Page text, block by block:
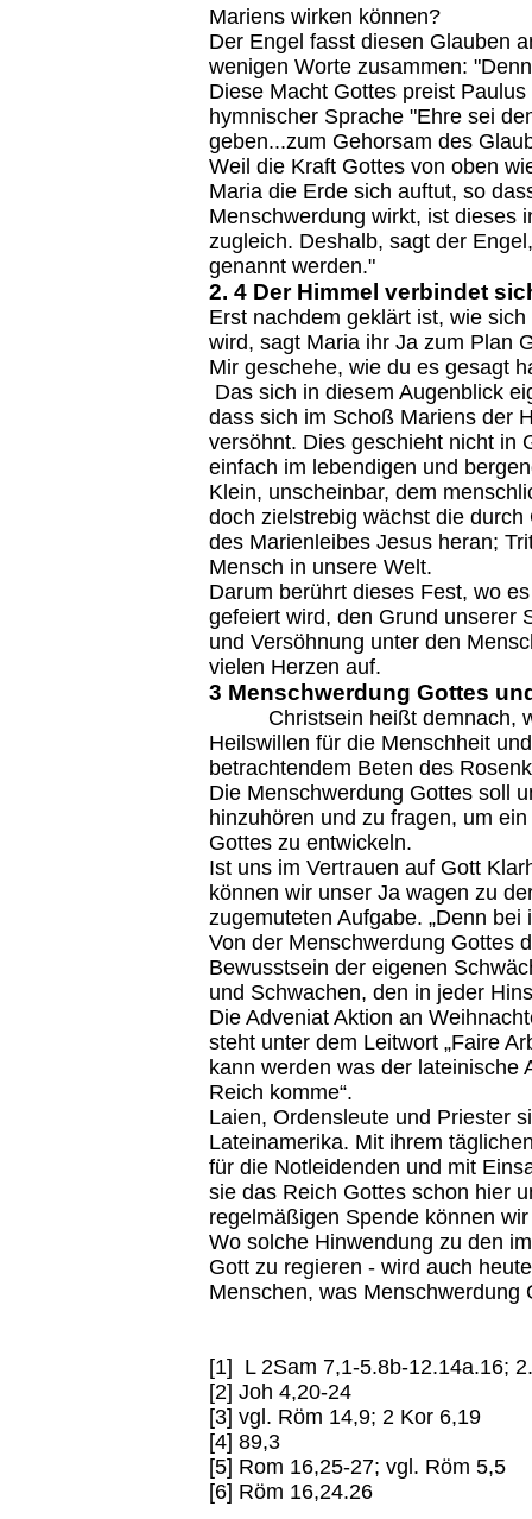
Mariens wirken können?
Der Engel fasst diesen Glauben
wenigen Worte zusammen:
Diese Macht Gottes preist
hymnischer Sprache "Ehre sei
geben...zum Gehorsam des
Weil die Kraft Gottes von oben
Maria die Erde sich auftut, so
Menschwerdung wirkt, ist dieses
zugleich. Deshalb, sagt der
genannt werden."
2. 4 Der Himmel verbindet
Erst nachdem geklärt ist, wie
wird, sagt Maria ihr Ja zum Plan
Mir geschehe, wie du es gesagt
Das sich in diesem Augenblick
dass sich im Schoß Mariens der
versöhnt. Dies geschieht nicht in
einfach im lebendigen und
Klein, unscheinbar, dem
doch zielstrebig wächst die
des Marienleibes Jesus heran;
Mensch in unsere Welt.
Darum berührt dieses Fest, wo
gefeiert wird, den Grund unserer
und Versöhnung unter den
vielen Herzen auf.
3 Menschwerdung Gottes
Christsein heißt demnach,
Heilswillen für die Menschheit
betrachtendem Beten des
Die Menschwerdung Gottes soll
hinzuhören und zu fragen, um
Gottes zu entwickeln.
Ist uns im Vertrauen auf Gott
können wir unser Ja wagen zu
zugemuteten Aufgabe. „Denn bei
Von der Menschwerdung Gottes
Bewusstsein der eigenen
und Schwachen, den in jeder
Die Adveniat Aktion an
steht unter dem Leitwort „Faire
kann werden was der lateinische
Reich komme“.
Laien, Ordensleute und Priester
Lateinamerika. Mit ihrem
für die Notleidenden und mit
sie das Reich Gottes schon hier
regelmäßigen Spende können
Wo solche Hinwendung zu den
Gott zu regieren - wird auch
Menschen, was
[1] L 2Sam 7,1-5.8b-12.14a.16;
[2] Joh 4,20-24
[3] vgl. Röm 14,9; 2 Kor 6,19
[4] 89,3
[5] Rom 16,25-27; vgl. Röm 5,5
[6] Röm 16,24.26